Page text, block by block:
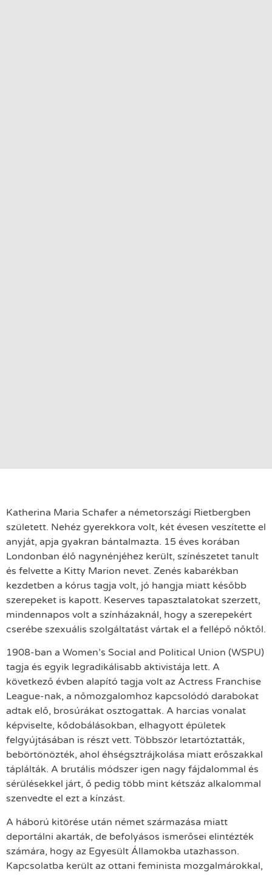
Katherina Maria Schafer a németországi Rietbergben
született. Nehéz gyerekkora volt, két évesen veszítette el
anyját, apja gyakran bántalmazta. 15 éves korában
Londonban élő nagynénjéhez került, színészetet tanult
és felvette a Kitty Marion nevet. Zenés kabarékban
kezdetben a kórus tagja volt, jó hangja miatt később
szerepeket is kapott. Keserves tapasztalatokat szerzett,
mindennapos volt a színházaknál, hogy a szerepekért
cserébe szexuális szolgáltatást vártak el a fellépő nőktől.
1908-ban a Women’s Social and Political Union (WSPU)
tagja és egyik legradikálisabb aktivistája lett. A
következő évben alapító tagja volt az Actress Franchise
League-nak, a nőmozgalomhoz kapcsolódó darabokat
adtak elő, brosúrákat osztogattak. A harcias vonalat
képviselte, kődobálásokban, elhagyott épületek
felgyújtásában is részt vett. Többször letartóztatták,
bebörtönözték, ahol éhségsztrájkolása miatt erőszakkal
táplálták. A brutális módszer igen nagy fájdalommal és
sérülésekkel járt, ő pedig több mint kétszáz alkalommal
szenvedte el ezt a kínzást.
A háború kitörése után német származása miatt
deportálni akarták, de befolyásos ismerősei elintézték
számára, hogy az Egyesült Államokba utazhasson.
Kapcsolatba került az ottani feminista mozgalmárokkal,